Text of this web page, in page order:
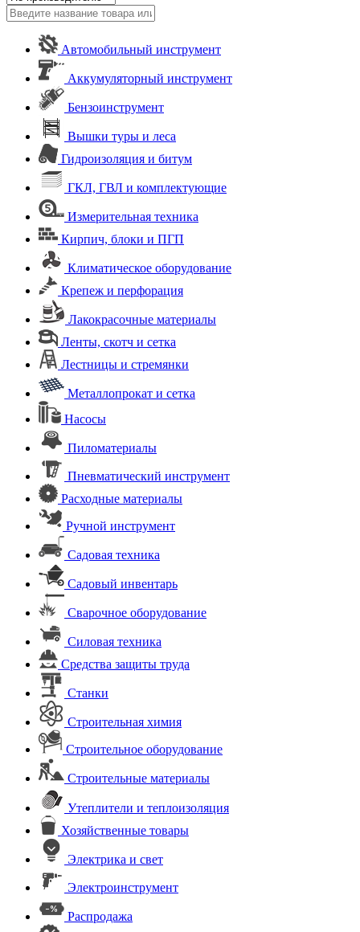
Автомобильный инструмент
Аккумуляторный инструмент
Бензоинструмент
Вышки туры и леса
Гидроизоляция и битум
ГКЛ, ГВЛ и комплектующие
Измерительная техника
Кирпич, блоки и ПГП
Климатическое оборудование
Крепеж и перфорация
Лакокрасочные материалы
Ленты, скотч и сетка
Лестницы и стремянки
Металлопрокат и сетка
Насосы
Пиломатериалы
Пневматический инструмент
Расходные материалы
Ручной инструмент
Садовая техника
Садовый инвентарь
Сварочное оборудование
Силовая техника
Средства защиты труда
Станки
Строительная химия
Строительное оборудование
Строительные материалы
Утеплители и теплоизоляция
Хозяйственные товары
Электрика и свет
Электроинструмент
Распродажа